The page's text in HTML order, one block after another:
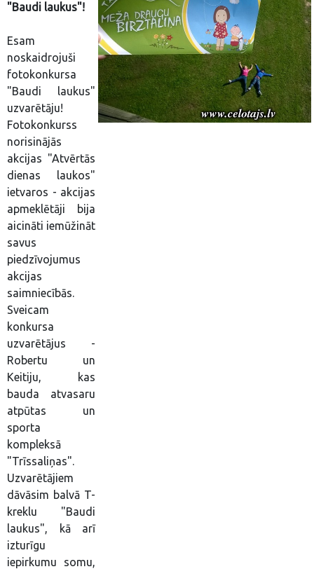
"Baudi laukus"!
Esam
noskaidrojuši
fotokonkursa
"Baudi laukus"
uzvarētāju!
Fotokonkurss
norisinājās
akcijas "Atvērtās
dienas laukos"
ietvaros - akcijas
apmeklētāji bija
aicināti iemūžināt
savus
piedzīvojumus
akcijas
saimniecībās.
Sveicam
konkursa
uzvarētājus -
Robertu un
Keitiju, kas
bauda atvasaru
atpūtas un
sporta
kompleksā
"Trīssaliņas".
Uzvarētājiem
dāvāsim balvā T-
kreklu "Baudi
laukus", kā arī
izturīgu
iepirkumu somu,